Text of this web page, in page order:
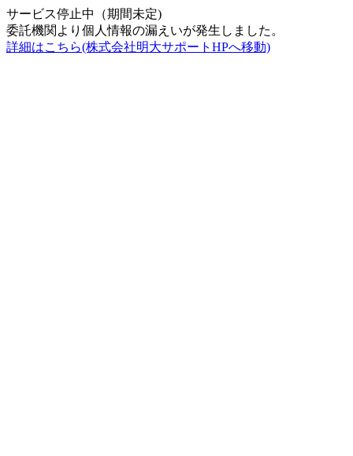
サービス停止中（期間未定)
委託機関より個人情報の漏えいが発生しました。
詳細はこちら(株式会社明大サポートHPへ移動)